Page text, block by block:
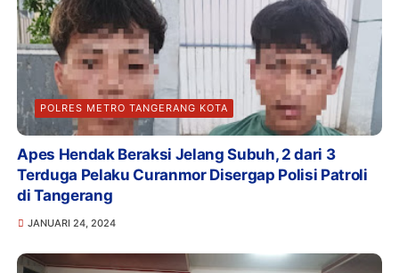
POLRES METRO TANGERANG KOTA
Apes Hendak Beraksi Jelang Subuh, 2 dari 3
Terduga Pelaku Curanmor Disergap Polisi Patroli
di Tangerang
JANUARI 24, 2024